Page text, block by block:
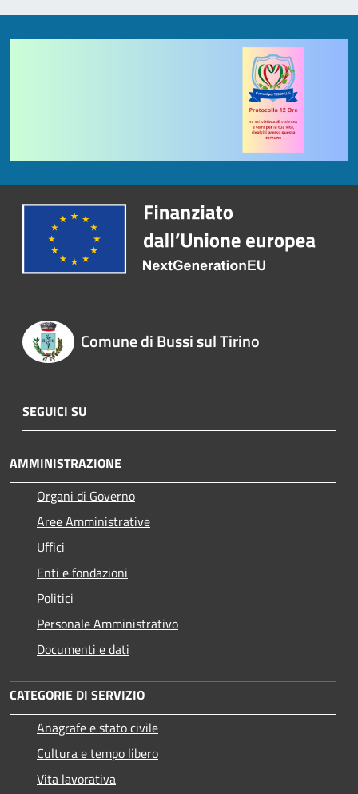
Comune di Bussi sul Tirino
SEGUICI SU
AMMINISTRAZIONE
Organi di Governo
Aree Amministrative
Uffici
Enti e fondazioni
Politici
Personale Amministrativo
Documenti e dati
CATEGORIE DI SERVIZIO
Anagrafe e stato civile
Cultura e tempo libero
Vita lavorativa